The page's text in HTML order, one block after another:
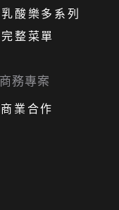
商務專案
商業合作
乳酸樂多系列
完整菜單